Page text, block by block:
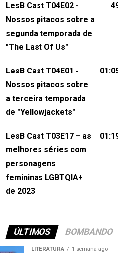
e-mail para
não esqueça de visitar nosso site e
sociais:Twitter: ⁠⁠⁠⁠@lesbout_br⁠⁠⁠⁠
do LesB Cast:Apresentação de
Karolen Passos
(⁠⁠⁠⁠⁠⁠@KarolenPassos⁠⁠⁠⁠⁠⁠)Participação de
Pollyelly FlorêncioEdição de
Machado
LesB Cast T04E02 -
Nossos pitacos sobre a
segunda temporada de
"The Last Of Us"
LesB Cast T04E01 -
Nossos pitacos sobre
a terceira temporada
de "Yellowjackets"
LesB Cast T03E17 – as
melhores séries com
personagens
femininas LGBTQIA+
de 2023
ÚLTIMOS BOMBANDO
LITERATURA 1 semana ago